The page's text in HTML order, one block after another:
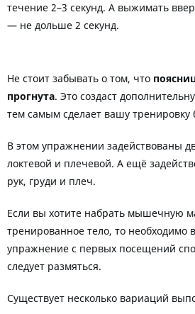
течение 2–3 секунд. А выжимать
— не дольше 2 секунд.
Не стоит забывать о том, что
прогнута. Это создаст
тем самым сделает вашу тренировку
В этом упражнении задействованы
локтевой и плечевой. А ещё
рук, груди и плеч.
Если вы хотите набрать мышечную
тренированное тело, то необходимо
упражнение с первых посещений
следует размяться.
Существует несколько вариаций